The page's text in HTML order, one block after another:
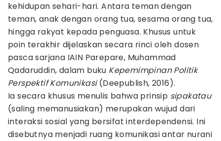
kehidupan sehari-hari. Antara teman dengan
teman, anak dengan orang tua, sesama orang tua,
hingga rakyat kepada penguasa. Khusus untuk
poin terakhir dijelaskan secara rinci oleh dosen
pasca sarjana IAIN Parepare, Muhammad
Qadaruddin, dalam buku Kepemimpinan Politik
Perspektif Komunikasi(Deepublish, 2016).
Ia secara khusus menulis bahwa prinsip sipakatau
(saling memanusiakan) merupakan wujud dari
interaksi sosial yang bersifat interdependensi. Ini
disebutnya menjadi ruang komunikasi antar nurani